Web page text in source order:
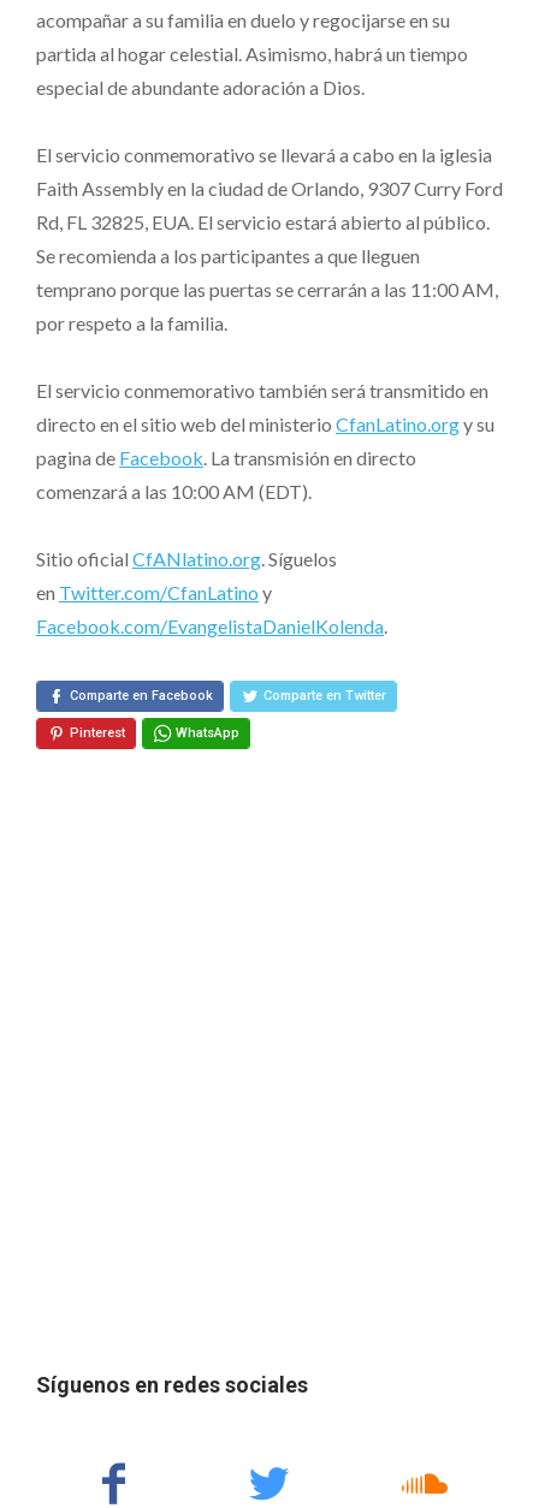
acompañar a su familia en duelo y regocijarse en su
partida al hogar celestial. Asimismo, habrá un tiempo
especial de abundante adoración a Dios.
El servicio conmemorativo se llevará a cabo en la iglesia
Faith Assembly en la ciudad de Orlando, 9307 Curry Ford
Rd, FL 32825, EUA. El servicio estará abierto al público.
Se recomienda a los participantes a que lleguen
temprano porque las puertas se cerrarán a las 11:00 AM,
por respeto a la familia.
El servicio conmemorativo también será transmitido en
directo en el sitio web del ministerio CfanLatino.orgy su
pagina de Facebook. La transmisión en directo
comenzará a las 10:00 AM (EDT).
Sitio oficial CfANlatino.org. Síguelos
en Twitter.com/CfanLatino y
Facebook.com/EvangelistaDanielKolenda.
Comparte en Facebook Comparte en Twitter
Pinterest WhatsApp
Síguenos en redes sociales